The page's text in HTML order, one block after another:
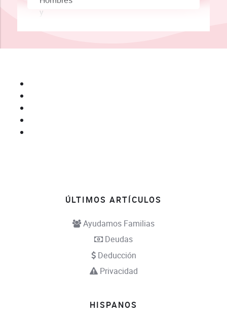
Tel: 1-800-TRABAJO
ÚLTIMOS ARTÍCULOS
Ayudamos Familias
Deudas
Deducción
Privacidad
HISPANOS